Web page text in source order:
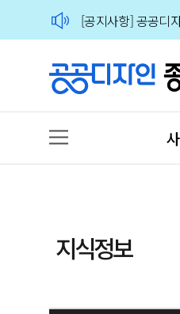
[공지사항] 공공디
🙋‍♀️🙋‍♂️2026 공공디
지식정보